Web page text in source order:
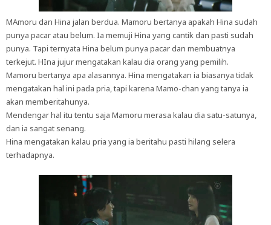
MAmoru dan Hina jalan berdua. Mamoru bertanya apakah Hina sudah
punya pacar atau belum. Ia memuji Hina yang cantik dan pasti sudah
punya. Tapi ternyata Hina belum punya pacar dan membuatnya
terkejut. HIna jujur mengatakan kalau dia orang yang pemilih.
Mamoru bertanya apa alasannya. Hina mengatakan ia biasanya tidak
mengatakan hal ini pada pria, tapi karena Mamo-chan yang tanya ia
akan memberitahunya.
Mendengar hal itu tentu saja Mamoru merasa kalau dia satu-satunya,
dan ia sangat senang.
Hina mengatakan kalau pria yang ia beritahu pasti hilang selera
terhadapnya.